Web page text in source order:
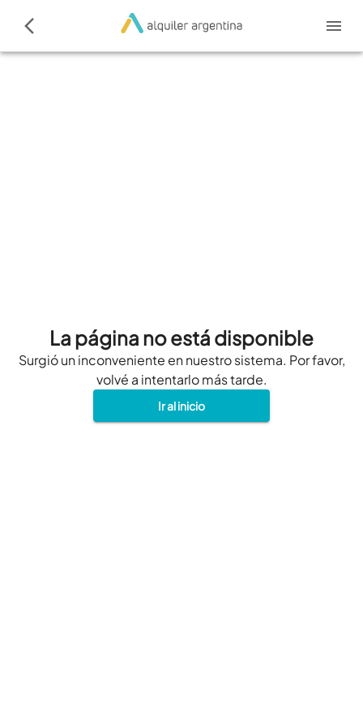
La página no está disponible
Surgió un inconveniente en nuestro sistema. Por favor,
volvé a intentarlo más tarde.
Ir al inicio